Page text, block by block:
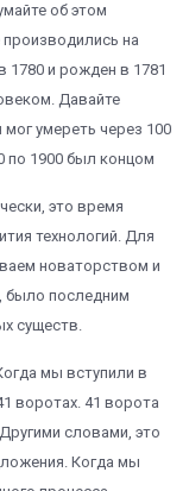
об этом
на
1780 и рожден в 1781
Давайте
умереть через 100
по 1900 был концом
это время
технологий. Для
новаторством и
было последним
существ.
мы вступили в
воротах. 41 ворота
словами, это
Когда мы